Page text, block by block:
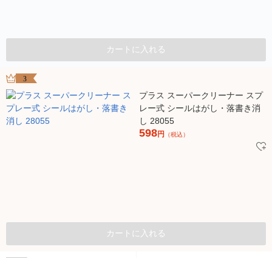
カートに入れる
3
プラス スーパークリーナー スプ
レー式 シールはがし・落書き消
し 28055
598円 （税込）
カートに入れる